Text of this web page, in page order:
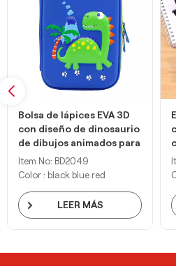
Bolsa de lápices EVA 3D
con diseño de dinosaurio
de dibujos animados para
niños al por mayor
Item No: BD2049
Color : black blue red
LEER MÁS